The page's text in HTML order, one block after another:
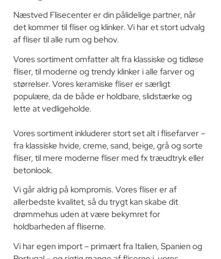
Næstved Flisecenter er din pålidelige partner, når
det kommer til fliser og klinker. Vi har et stort udvalg
af fliser til alle rum og behov.
Vores sortiment omfatter alt fra klassiske og tidløse
fliser, til moderne og trendy klinker i alle farver og
størrelser. Vores keramiske fliser er særligt
populære, da de både er holdbare, slidstærke og
lette at vedligeholde.
Vores sortiment inkluderer stort set alt i flisefarver –
fra klassiske hvide, creme, sand, beige, grå og sorte
fliser, til mere moderne fliser med fx træudtryk eller
betonlook.
Vi går aldrig på kompromis. Vores fliser er af
allerbedste kvalitet, så du trygt kan skabe dit
drømmehus uden at være bekymret for
holdbarheden af fliserne.
Vi har egen import – primært fra Italien, Spanien og